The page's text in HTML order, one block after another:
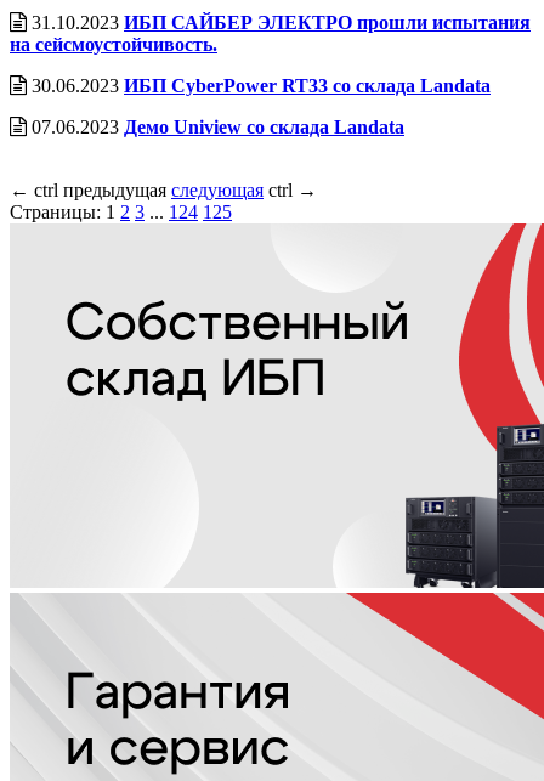
31.10.2023 ИБП САЙБЕР ЭЛЕКТРО прошли испытания
на сейсмоустойчивость.
30.06.2023 ИБП CyberPower RT33 со cклада Landata
07.06.2023 Демо Uniview со склада Landata
← ctrl предыдущая следующая ctrl →
Страницы: 1 2 3 ... 124 125